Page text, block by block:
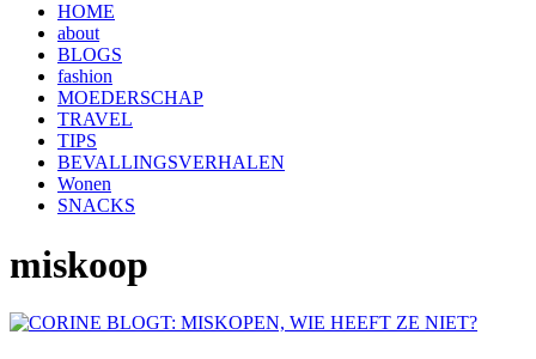
HOME
about
BLOGS
fashion
MOEDERSCHAP
TRAVEL
TIPS
BEVALLINGSVERHALEN
Wonen
SNACKS
miskoop